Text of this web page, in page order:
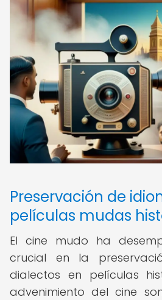
Preservación de
películas mudas
El cine mudo ha
crucial en la
dialectos en películas
advenimiento del cine